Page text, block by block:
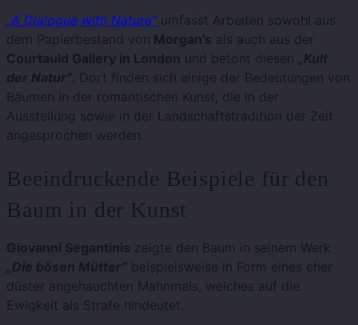
„A Dialogue with Nature“ umfasst Arbeiten sowohl aus
dem Papierbestand von Morgan’s als auch aus der
Courtauld Gallery in London und betont diesen „Kult
der Natur“. Dort finden sich einige der Bedeutungen von
Bäumen in der romantischen Kunst, die in der
Ausstellung sowie in der Landschaftstradition der Zeit
angesprochen werden.
Beeindruckende Beispiele für den
Baum in der Kunst
Giovanni Segantinis zeigte den Baum in seinem Werk
„Die bösen Mütter“ beispielsweise in Form eines eher
düster angehauchten Mahnmals, welches auf die
Ewigkeit als Strafe hindeutet.